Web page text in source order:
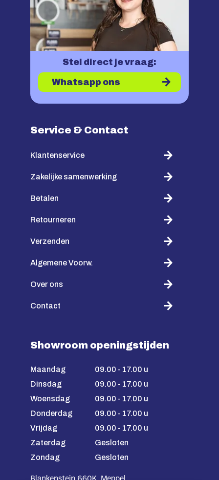
Stel direct je vraag:
Whatsapp ons
Service & Contact
Klantenservice
Zakelijke samenwerking
Betalen
Retourneren
Verzenden
Algemene Voorw.
Over ons
Contact
Showroom openingstijden
Maandag
09.00 - 17.00 u
Dinsdag
09.00 - 17.00 u
Woensdag
09.00 - 17.00 u
Donderdag
09.00 - 17.00 u
Vrijdag
09.00 - 17.00 u
Zaterdag
Gesloten
Zondag
Gesloten